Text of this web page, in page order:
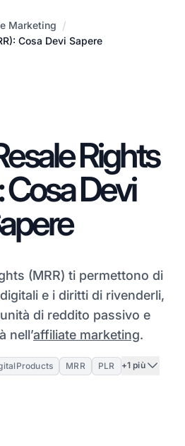
Marketing /
Cosa Devi Sapere
Rights
Cosa Devi
(MRR) ti permettono di
e i diritti di rivenderli,
di reddito passivo e
nell’affiliate marketing.
MRR PLR +1 più